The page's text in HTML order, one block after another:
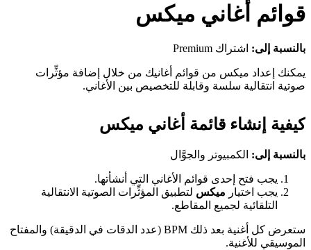
قوائم أغاني ميكس
بالنسبة إلى: اشتراك Premium
يمكنك إعداد ميكس من قوائم أغانيك من خلال إضافة مؤثِّرات
صوتية انتقالية سلسة وقابلة للتخصيص بين الأغاني.
كيفية إنشاء قائمة أغاني ميكس
بالنسبة إلى: الكمبيوتر والجوَّال
يجب فتح إحدى قوائم الأغاني التي أنشأتها.
يجب اختيار ميكس لتطبيق المؤثِّرات الصوتية الانتقالية
التلقائية لجميع المقاطع.
ستعرض كل أغنية بعد ذلك BPM (عدد الدقات في الدقيقة) والمفتاح
الموسيقي للأغنية.